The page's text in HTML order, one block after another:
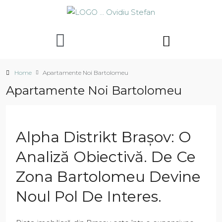
Home Apartamente Noi Bartolomeu
Apartamente Noi Bartolomeu
Alpha Distrikt Brașov: O
Analiză Obiectivă. De Ce
Zona Bartolomeu Devine
Noul Pol De Interes.